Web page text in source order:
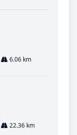
6.06 km
22.36 km